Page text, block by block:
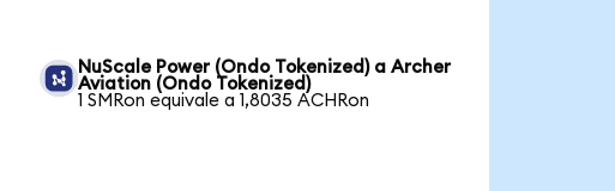
NuScale Power (Ondo Tokenized) a Archer
Aviation (Ondo Tokenized)
1 SMRon equivale a 1,8035 ACHRon